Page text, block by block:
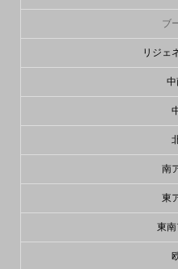
ブ
リジェ
南
東
東南